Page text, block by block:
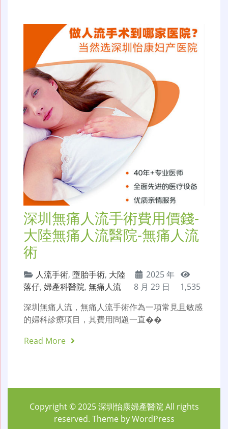
深圳無痛人流手術費用價錢-
大陸無痛人流醫院-無痛人流
術
人流手術, 墮胎手術, 大陸
落仔, 婦產科醫院, 無痛人流
2025 年
8 月 29 日
1,535
深圳無痛人流，無痛人流手術作為一項常見且敏感
的婦科診療項目，其費用問題一直��
Read More
Copyright © 2025深圳怡康婦產醫院All rights
reserved. Theme byWordPress